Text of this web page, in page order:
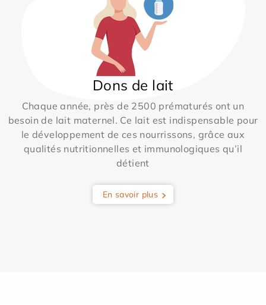
Dons de lait
Chaque année, près de 2500 prématurés ont un
besoin de lait maternel. Ce lait est indispensable pour
le développement de ces nourrissons, grâce aux
qualités nutritionnelles et immunologiques qu’il
détient
En savoir plus